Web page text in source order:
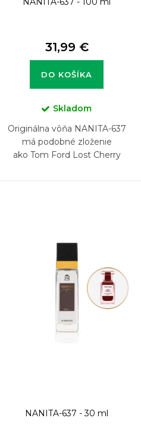
31,99 €
DO KOŠÍKA
Skladom
Originálna vôňa NANITA-637
má podobné zloženie
ako Tom Ford Lost Cherry
NANITA-637 - 30 ml